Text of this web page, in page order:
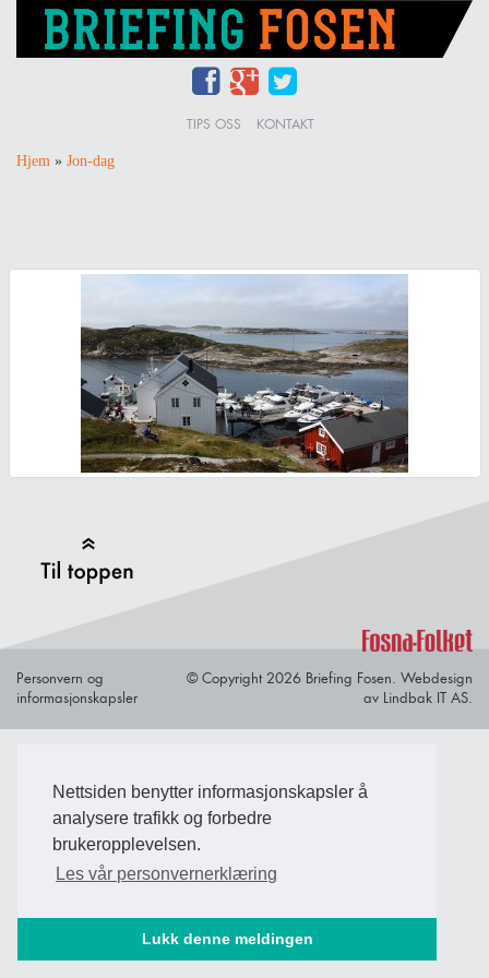
Nettsiden benytter informasjonskapsler å
analysere trafikk og forbedre
brukeropplevelsen.
Les vår personvernerklæring
Lukk denne meldingen
TIPS OSS KONTAKT
Hjem » Jon-dag
Personvern og
informasjonskapsler
© Copyright 2026 Briefing Fosen. Webdesign
av Lindbak IT AS.